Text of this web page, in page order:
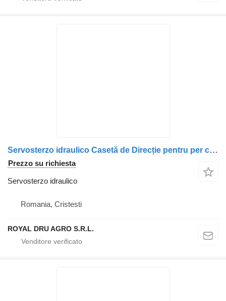
Servosterzo idraulico Casetă de Direcție pentru per camion Scania – Coduri: 492305, 575021, 1427697
Prezzo su richiesta
Servosterzo idraulico
Romania, Cristesti
ROYAL DRU AGRO S.R.L.